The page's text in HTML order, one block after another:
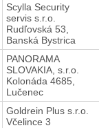
Scylla Security
servis s.r.o.
Rudľovská 53,
Banská Bystrica
PANORAMA
SLOVAKIA, s.r.o.
Kolonáda 4685,
Lučenec
Goldrein Plus s.r.o.
Včelince 3